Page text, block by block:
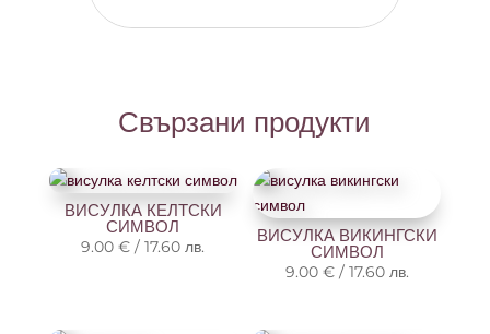
Свързани продукти
ВИСУЛКА КЕЛТСКИ
СИМВОЛ
9.00€ /17.60лв.
ВИСУЛКА ВИКИНГСКИ
СИМВОЛ
9.00 € / 17.60 лв.